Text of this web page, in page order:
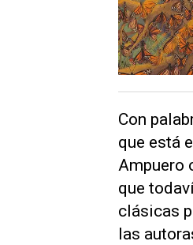
Con
que está
Ampuero
que
clásicas
las